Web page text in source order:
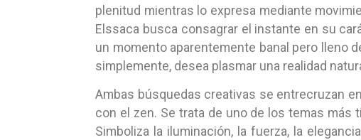
plenitud mientras lo expresa mediante
Elssaca busca consagrar el instante en su
un momento aparentemente banal pero lleno
simplemente, desea plasmar una realidad
Ambas búsquedas creativas se entrecruzan en
con el zen. Se trata de uno de los temas más
Simboliza la iluminación, la fuerza, la